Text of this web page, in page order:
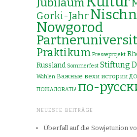
Gorki-Jahr
Nowgorod
Praktikum Presseprojekt
Russland Sommerfest Stiftung
Wahlen Важные вехи истории
ПОЖАЛОВАТЬ! по-
NEUESTE BEITRÄGE
Überfall auf die Sowjetunion